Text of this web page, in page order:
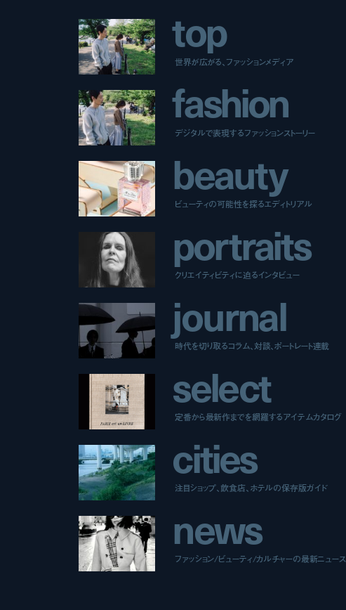
top
世界が広がる、ファッションメディア
fashion
デジタルで表現するファッションストーリー
beauty
ビューティの可能性を探るエディトリアル
portraits
クリエイティビティに迫るインタビュー
journal
時代を切り取るコラム、対談、ポートレート連載
select
定番から最新作までを網羅するアイテムカタログ
cities
注目ショップ、飲食店、ホテルの保存版ガイド
news
ファッション/ビューティ/カルチャーの最新ニュース